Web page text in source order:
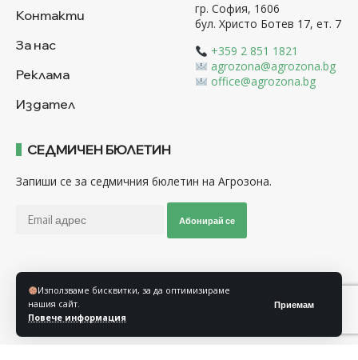
Използваме бисквитки, за да оптимизираме
нашия сайт.
Повече информация
Приемам
Контакти
За нас
Реклама
Издател
гр. София, 1606
бул. Христо Ботев 17, ет. 7
+359 2 851 1821
agrozona@agrozona.bg
office@agrozona.bg
СЕДМИЧЕН БЮЛЕТИН
Запиши се за седмичния бюлетин на Агрозона.
Абонирай се
Последвайте ни